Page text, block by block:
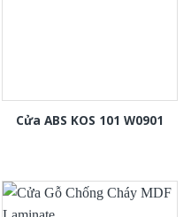
Cửa ABS KOS 101 W0901